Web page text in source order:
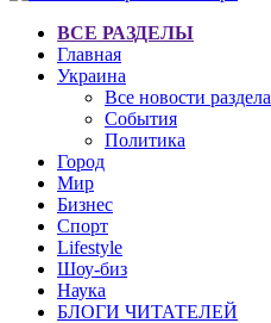
ВСЕ РАЗДЕЛЫ
Главная
Украина
Все новости раздела
События
Политика
Город
Мир
Бизнес
Спорт
Lifestyle
Шоу-биз
Наука
БЛОГИ ЧИТАТЕЛЕЙ